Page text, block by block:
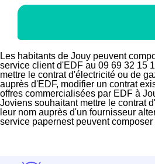
Les habitants de Jouy peuvent
service client d'EDF au 09 69 32 15
mettre le contrat d'électricité ou de
auprès d'EDF, modifier un contrat
offres commercialisées par EDF à
Joviens souhaitant mettre le contrat
leur nom auprès d'un fournisseur
service papernest peuvent